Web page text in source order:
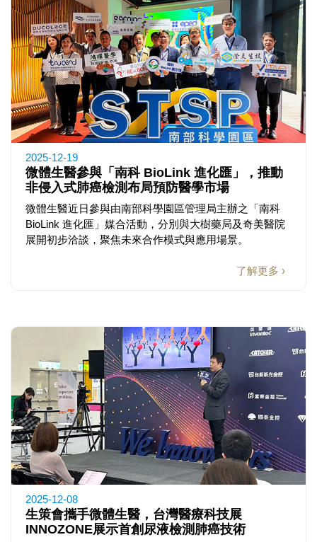
2025-12-19
微體生醫參與「南科 BioLink 進化匯」，推動
非侵入式肺癌檢測布局預防醫學市場
微體生醫近日參與由南部科學園區管理局主辦之「南科
BioLink 進化匯」媒合活動，分別與大樹藥局及奇美醫院
展開初步洽談，聚焦未來合作模式與應用場景。
了解更多 ›
2025-12-08
生策會攜手微體生醫，台灣醫療科技展
INNOZONE展示首創尿液檢測肺癌技術